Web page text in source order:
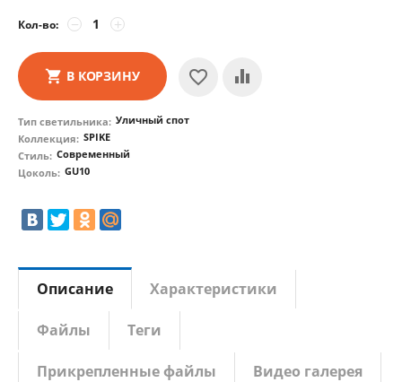
Кол-во: +
−
В КОРЗИНУ
Тип светильника: Уличный спот
Коллекция: SPIKE
Стиль: Современный
Цоколь: GU10
Описание Характеристики
Файлы Теги
Прикрепленные файлы Видео галерея